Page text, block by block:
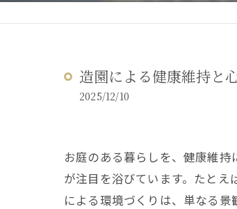
造園による健康維持と
2025/12/10
お庭のある暮らしを、健康維
が注目を浴びています。たと
による環境づくりは、単なる